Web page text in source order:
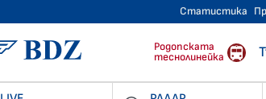
Статистика
БДЖ - Пътнически превози
Родопската
теснолинейка